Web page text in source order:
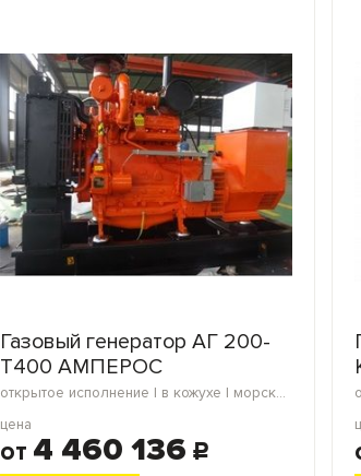
Газовый генератор АГ 200-
Т400 АМПЕРОС
открытое исполнение | в кожухе | морской контейнер
цена
от 4 460 136 c